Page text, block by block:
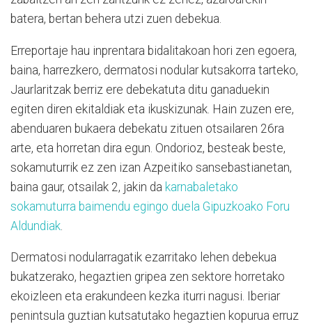
batera, bertan behera utzi zuen debekua.
Erreportaje hau inprentara bidalitakoan hori zen egoera,
baina, harrezkero, dermatosi nodular kutsakorra tarteko,
Jaurlaritzak berriz ere debekatuta ditu ganaduekin
egiten diren ekitaldiak eta ikuskizunak. Hain zuzen ere,
abenduaren bukaera debekatu zituen otsailaren 26ra
arte, eta horretan dira egun. Ondorioz, besteak beste,
sokamuturrik ez zen izan Azpeitiko sansebastianetan,
baina gaur, otsailak 2, jakin da karnabaletako
sokamuturra baimendu egingo duela Gipuzkoako Foru
Aldundiak
Dermatosi nodularragatik ezarritako lehen debekua
bukatzerako, hegaztien gripea zen sektore horretako
ekoizleen eta erakundeen kezka iturri nagusi. Iberiar
penintsula guztian kutsatutako hegaztien kopurua erruz